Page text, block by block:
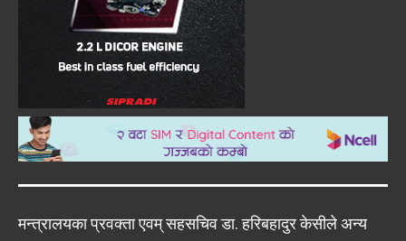
मन्त्रालयका प्रवक्ता एवम् सहसचिव डा. हरिबहादुर केसीले अन्य